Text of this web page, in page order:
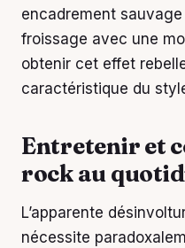
encadrement
froissage avec une
obtenir cet effet
caractéristique du
Entretenir et
rock au
L’apparente
nécessite